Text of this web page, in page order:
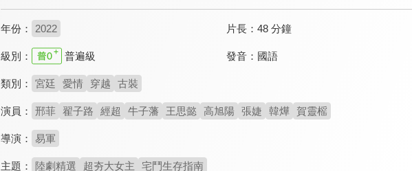
年份： 2022 片長： 48 分鐘
級別： 普遍級 發音： 國語
類別： 宮廷 愛情 穿越 古裝
演員： 邢菲 翟子路 經超 牛子藩 王思懿 高旭陽 張婕 韓燁 賀靈榣
導演： 易軍
主題： 陸劇精選 超夯大女主 宅鬥生存指南